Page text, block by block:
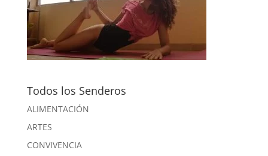
Todos los Senderos
ALIMENTACIÓN
ARTES
CONVIVENCIA